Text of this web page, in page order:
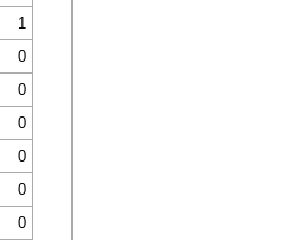
1
0
0
0
0
0
0